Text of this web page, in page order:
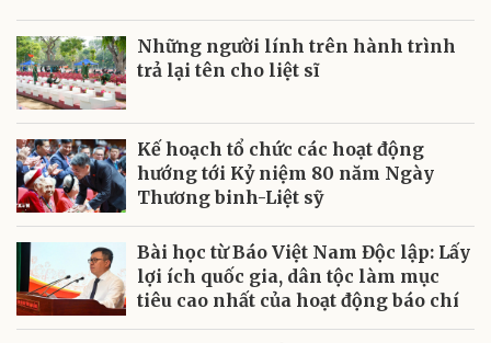
Những người lính trên hành trình
trả lại tên cho liệt sĩ
Kế hoạch tổ chức các hoạt động
hướng tới Kỷ niệm 80 năm Ngày
Thương binh-Liệt sỹ
Bài học từ Báo Việt Nam Độc lập: Lấy
lợi ích quốc gia, dân tộc làm mục
tiêu cao nhất của hoạt động báo chí